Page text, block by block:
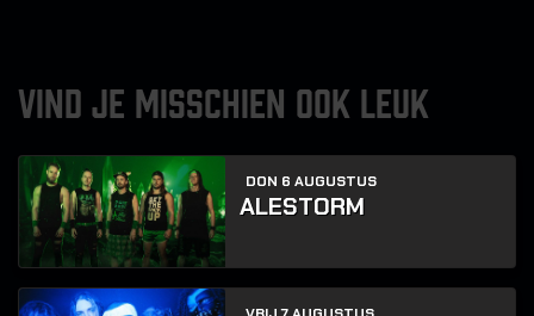
VIND JE MISSCHIEN OOK LEUK
DON 6 AUGUSTUS
ALESTORM